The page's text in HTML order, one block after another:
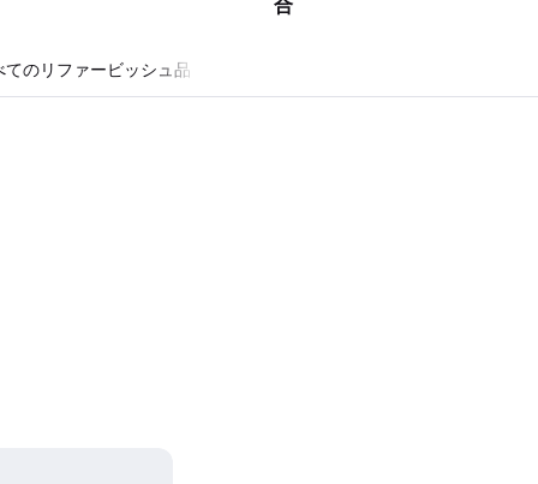
合
てのリファービッシュ品